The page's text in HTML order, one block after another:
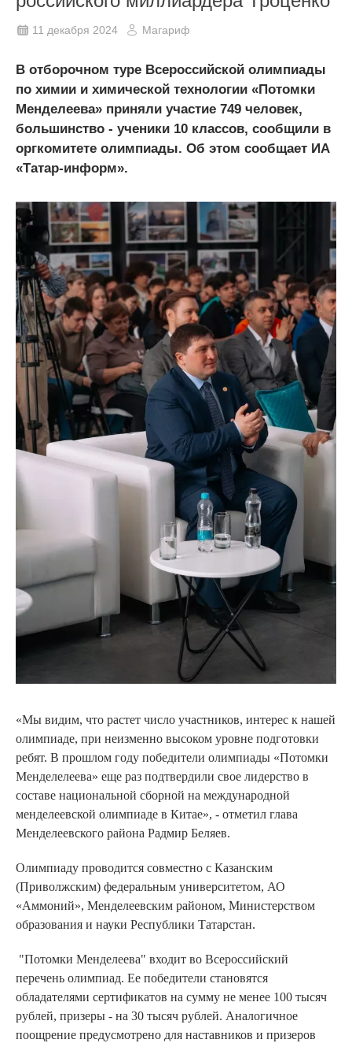
11 декабря 2024 Магариф
В отборочном туре Всероссийской олимпиады
по химии и химической технологии «Потомки
Менделеева» приняли участие 749 человек,
большинство - ученики 10 классов, сообщили в
оргкомитете олимпиады. Об этом сообщает ИА
«Татар-информ».
«Мы видим, что растет число участников, интерес к нашей
олимпиаде, при неизменно высоком уровне подготовки
ребят. В прошлом году победители олимпиады «Потомки
Менделелеева» еще раз подтвердили свое лидерство в
составе национальной сборной на международной
менделеевской олимпиаде в Китае», - отметил глава
Менделеевского района Радмир Беляев.
Олимпиаду проводится совместно с Казанским
(Приволжским) федеральным университетом, АО
«Аммоний», Менделеевским районом, Министерством
образования и науки Республики Татарстан.
"Потомки Менделеева" входит во Всероссийский
перечень олимпиад. Ее победители становятся
обладателями сертификатов на сумму не менее 100 тысяч
рублей, призеры - на 30 тысяч рублей. Аналогичное
поощрение предусмотрено для наставников и призеров